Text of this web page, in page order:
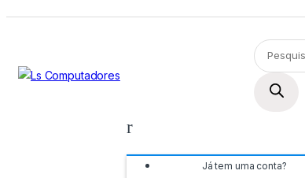
Ir
navegação
Ir
conteúdo
Pesquisar
produtos
Já tem uma conta?